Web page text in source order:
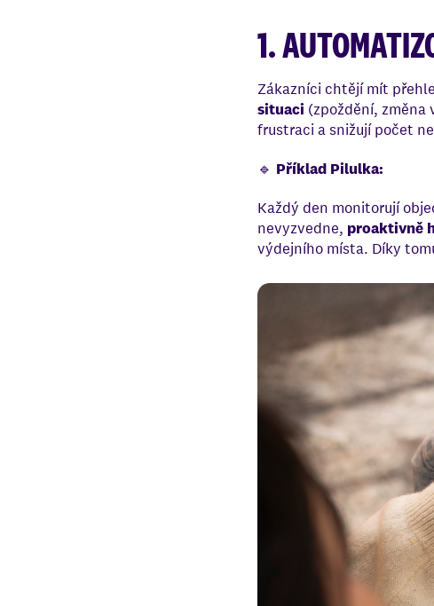
1.
Zákazníci chtějí mít
situaci (zpoždění,
frustraci a snižují počet
🔹 Příklad Pilulka:
Každý den monitorují
nevyzvedne, proaktivně
výdejního místa. Díky